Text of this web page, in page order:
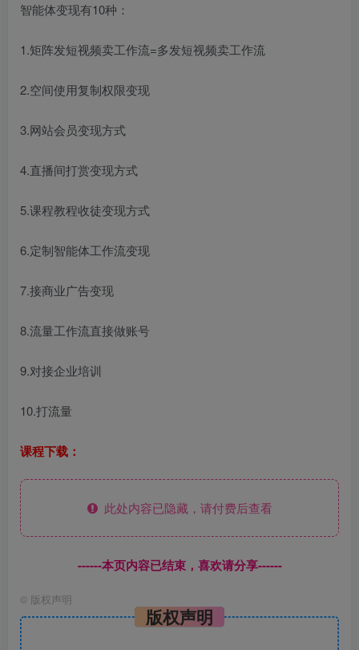
智能体变现有10种：
1.矩阵发短视频卖工作流=多发短视频卖工作流
2.空间使用复制权限变现
3.网站会员变现方式
4.直播间打赏变现方式
5.课程教程收徒变现方式
6.定制智能体工作流变现
7.接商业广告变现
8.流量工作流直接做账号
9.对接企业培训
10.打流量
课程下载：
此处内容已隐藏，请付费后查看
------本页内容已结束，喜欢请分享------
© 版权声明
版权声明